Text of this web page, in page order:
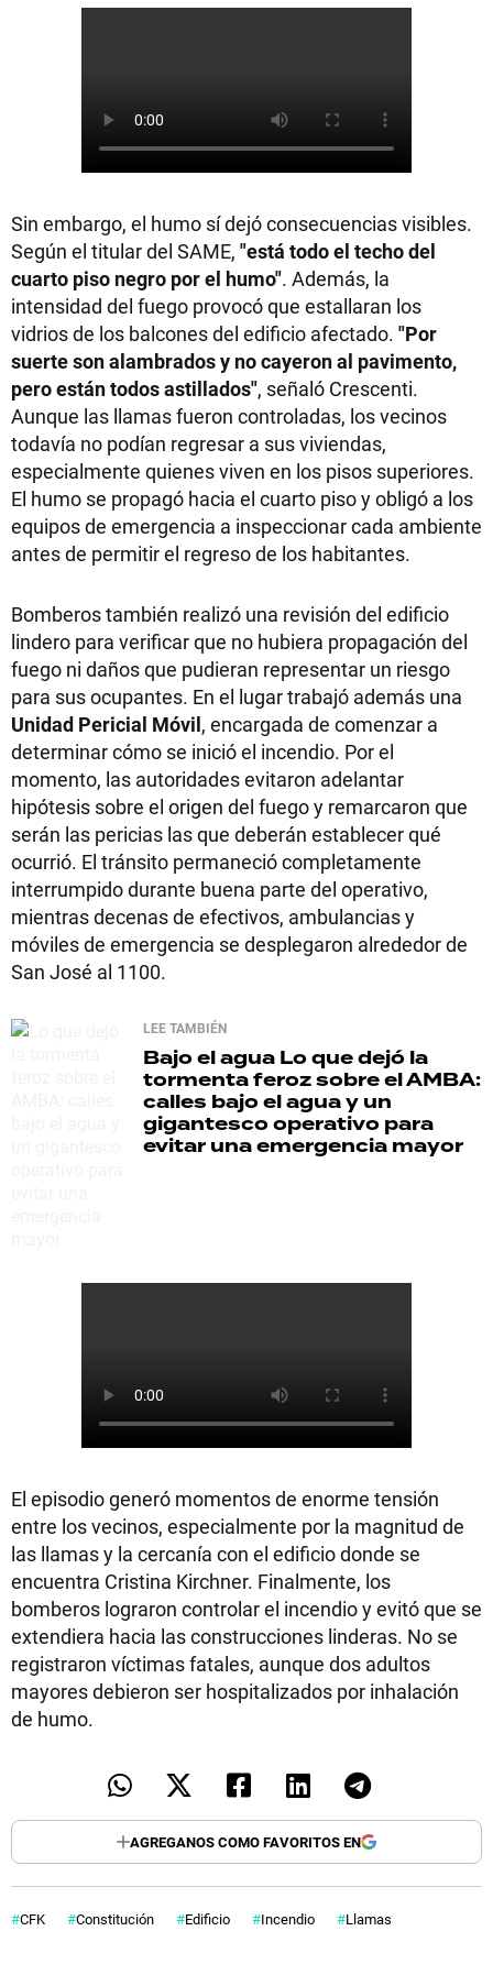
Sin embargo, el humo sí dejó consecuencias visibles.
Según el titular del SAME, "está todo el techo del
cuarto piso negro por el humo". Además, la
intensidad del fuego provocó que estallaran los
vidrios de los balcones del edificio afectado. "Por
suerte son alambrados y no cayeron al pavimento,
pero están todos astillados", señaló Crescenti.
Aunque las llamas fueron controladas, los vecinos
todavía no podían regresar a sus viviendas,
especialmente quienes viven en los pisos superiores.
El humo se propagó hacia el cuarto piso y obligó a los
equipos de emergencia a inspeccionar cada ambiente
antes de permitir el regreso de los habitantes.
Bomberos también realizó una revisión del edificio
lindero para verificar que no hubiera propagación del
fuego ni daños que pudieran representar un riesgo
para sus ocupantes. En el lugar trabajó además una
Unidad Pericial Móvil, encargada de comenzar a
determinar cómo se inició el incendio. Por el
momento, las autoridades evitaron adelantar
hipótesis sobre el origen del fuego y remarcaron que
serán las pericias las que deberán establecer qué
ocurrió. El tránsito permaneció completamente
interrumpido durante buena parte del operativo,
mientras decenas de efectivos, ambulancias y
móviles de emergencia se desplegaron alrededor de
San José al 1100.
LEE TAMBIÉN
Bajo el agua Lo que dejó la
tormenta feroz sobre el AMBA:
calles bajo el agua y un
gigantesco operativo para
evitar una emergencia mayor
El episodio generó momentos de enorme tensión
entre los vecinos, especialmente por la magnitud de
las llamas y la cercanía con el edificio donde se
encuentra Cristina Kirchner. Finalmente, los
bomberos lograron controlar el incendio y evitó que se
extendiera hacia las construcciones linderas. No se
registraron víctimas fatales, aunque dos adultos
mayores debieron ser hospitalizados por inhalación
de humo.
AGREGANOS COMO FAVORITOS EN
CFK Constitución Edificio Incendio Llamas